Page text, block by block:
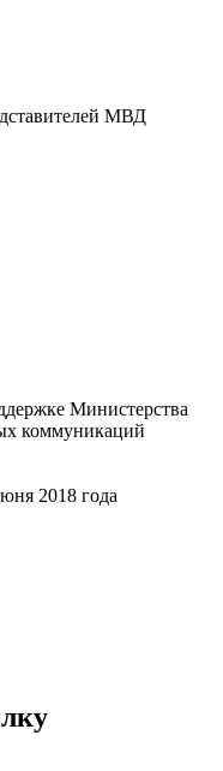
МВД
Министерства
коммуникаций
2018 года